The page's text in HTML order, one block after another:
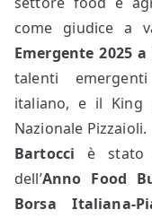
come giudice a
Emergente 2025
talenti
italiano, e il King
Nazionale Pizzaioli.
Bartocci è stato
dell’Anno Food
Borsa Italiana-